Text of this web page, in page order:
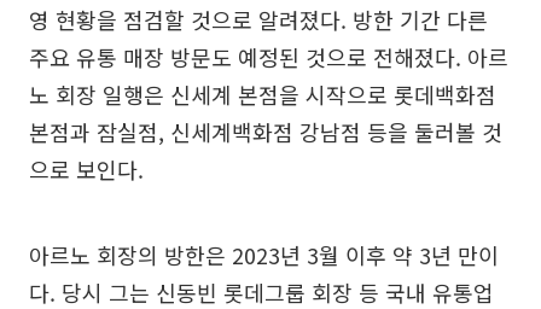
영 현황을 점검할 것으로 알려졌다. 방한 기간 다른
주요 유통 매장 방문도 예정된 것으로 전해졌다. 아르
노 회장 일행은 신세계 본점을 시작으로 롯데백화점
본점과 잠실점, 신세계백화점 강남점 등을 둘러볼 것
으로 보인다.
아르노 회장의 방한은 2023년 3월 이후 약 3년 만이
다. 당시 그는 신동빈 롯데그룹 회장 등 국내 유통업